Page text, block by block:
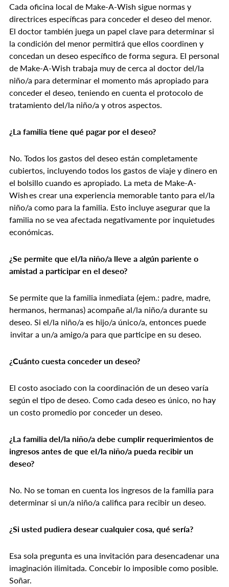
Cada oficina local de Make-A-Wish sigue normas y
directrices específicas para conceder el deseo del menor.
El doctor también juega un papel clave para determinar si
la condición del menor permitirá que ellos coordinen y
concedan un deseo específico de forma segura. El personal
de Make-A-Wish trabaja muy de cerca al doctor del/la
niño/a para determinar el momento más apropiado para
conceder el deseo, teniendo en cuenta el protocolo de
tratamiento del/la niño/a y otros aspectos.
¿La familia tiene qué pagar por el deseo?
No. Todos los gastos del deseo están completamente
cubiertos, incluyendo todos los gastos de viaje y dinero en
el bolsillo cuando es apropiado. La meta de Make-A-
Wish es crear una experiencia memorable tanto para el/la
niño/a como para la familia. Esto incluye asegurar que la
familia no se vea afectada negativamente por inquietudes
económicas.
¿Se permite que el/la niño/a lleve a algún pariente o
amistad a participar en el deseo?
Se permite que la familia inmediata (ejem.: padre, madre,
hermanos, hermanas) acompañe al/la niño/a durante su
deseo. Si el/la niño/a es hijo/a único/a, entonces puede
invitar a un/a amigo/a para que participe en su deseo.
¿Cuánto cuesta conceder un deseo?
El costo asociado con la coordinación de un deseo varía
según el tipo de deseo. Como cada deseo es único, no hay
un costo promedio por conceder un deseo.
¿La familia del/la niño/a debe cumplir requerimientos de
ingresos antes de que el/la niño/a pueda recibir un
deseo?
No. No se toman en cuenta los ingresos de la familia para
determinar si un/a niño/a califica para recibir un deseo.
¿Si usted pudiera desear cualquier cosa, qué sería?
Esa sola pregunta es una invitación para desencadenar una
imaginación ilimitada. Concebir lo imposible como posible.
Soñar.